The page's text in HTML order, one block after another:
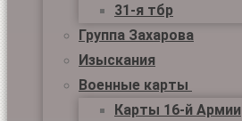
31-я тбр
Группа Захарова
Изыскания
Военные карты
Карты 16-й Армии